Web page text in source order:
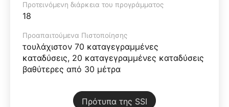
Προτεινόμενη διάρκεια του προγράμματος
18
Προαπαιτούμενα Πιστοποίησης
τουλάχιστον 70 καταγεγραμμένες
καταδύσεις, 20 καταγεγραμμένες καταδύσεις
βαθύτερες από 30 μέτρα
Πρότυπα της SSI